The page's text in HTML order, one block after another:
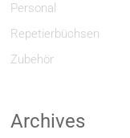
Personal
Repetierbüchsen
Zubehör
Archives